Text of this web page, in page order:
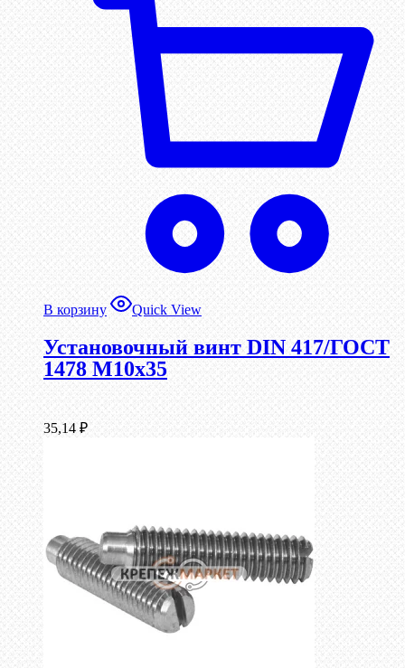
В корзину Quick View
Установочный винт DIN 417/ГОСТ
1478 М10х35
35,14 ₽